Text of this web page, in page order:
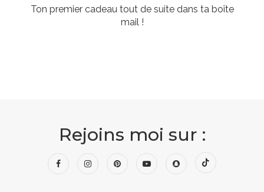
Ton premier cadeau tout de suite dans ta boîte
mail !
Rejoins moi sur :